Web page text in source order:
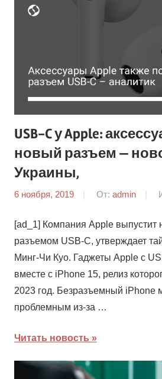
USB-C у Apple:
новый разъем —
Украины,
6 ноября, 2019 От: admin
[ad_1] Компания Apple выпустит
разъемом USB-C, утверждает
Минг-Чи Куо. Гаджеты Apple с
вместе с iPhone 15, релиз
2023 год. Безразъемный iPhone
проблемным из-за …
Читать новость